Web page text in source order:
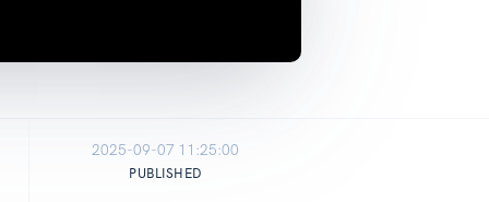
2025-09-07 11:25:00
PUBLISHED